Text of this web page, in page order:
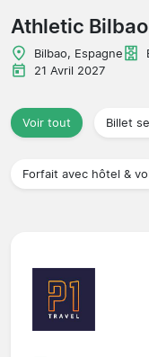
Athletic
Bilbao, Espagne
21 Avril 2027
Voir tout Billet
Forfait avec hôtel & vol